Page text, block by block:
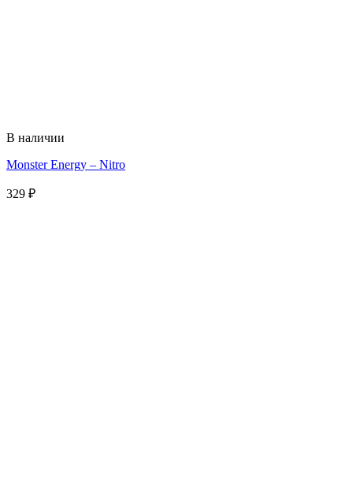
В наличии
Monster Energy – Nitro
329 ₽